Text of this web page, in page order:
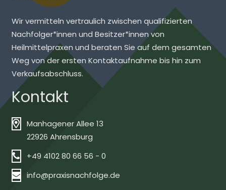
Wir vermitteln vertraulich zwischen qualifizierten
Nachfolger*innen und Besitzer*innen von
Heilmittelpraxen und beraten Sie auf dem gesamten
Weg von der ersten Kontaktaufnahme bis hin zum
Verkaufsabschluss.
Kontakt
Manhagener Allee 13
22926 Ahrensburg
+49 4102 80 66 56 - 0
info@praxisnachfolge.de